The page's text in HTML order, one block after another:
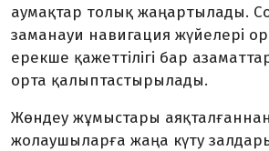
аумақтар толық жаңартылады.
заманауи навигация жүйелері
ерекше қажеттілігі бар
орта қалыптастырылады.
Жөндеу жұмыстары
жолаушыларға жаңа күту